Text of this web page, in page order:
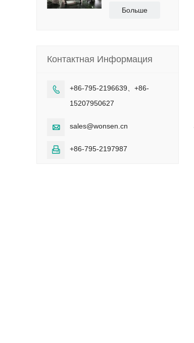
производительностью
Больше
Контактная Информация

+86-795-2196639、+86-
15207950627
 sales@wonsen.cn
 +86-795-2197987